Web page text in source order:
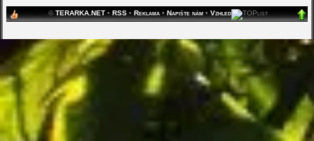
©TERARKA.NET• RSS• Reklama• Napište nám• Vzhled